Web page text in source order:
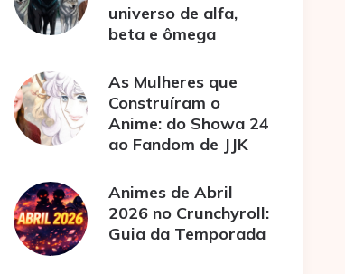
universo de alfa,
beta e ômega
As Mulheres que
Construíram o
Anime: do Showa 24
ao Fandom de JJK
Animes de Abril
2026 no Crunchyroll:
Guia da Temporada